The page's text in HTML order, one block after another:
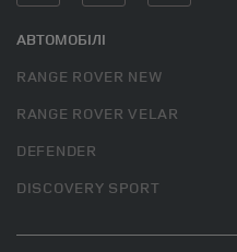
АВТОМОБІЛІ
RANGE ROVER NEW
RANGE ROVER VELAR
DEFENDER
DISCOVERY SPORT